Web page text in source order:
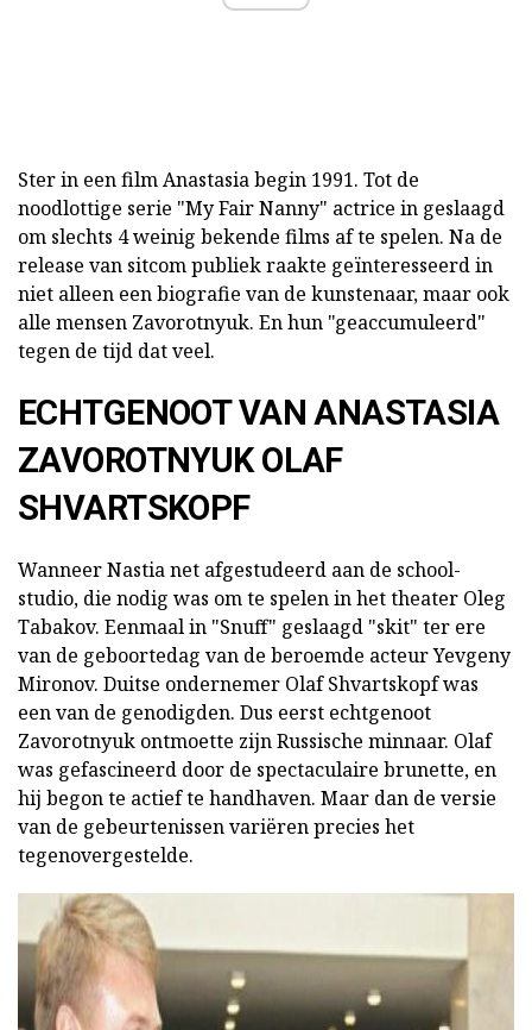
Ster in een film Anastasia begin 1991. Tot de
noodlottige serie "My Fair Nanny" actrice in geslaagd
om slechts 4 weinig bekende films af te spelen. Na de
release van sitcom publiek raakte geïnteresseerd in
niet alleen een biografie van de kunstenaar, maar ook
alle mensen Zavorotnyuk. En hun "geaccumuleerd"
tegen de tijd dat veel.
ECHTGENOOT VAN ANASTASIA
ZAVOROTNYUK OLAF
SHVARTSKOPF
Wanneer Nastia net afgestudeerd aan de school-
studio, die nodig was om te spelen in het theater Oleg
Tabakov. Eenmaal in "Snuff" geslaagd "skit" ter ere
van de geboortedag van de beroemde acteur Yevgeny
Mironov. Duitse ondernemer Olaf Shvartskopf was
een van de genodigden. Dus eerst echtgenoot
Zavorotnyuk ontmoette zijn Russische minnaar. Olaf
was gefascineerd door de spectaculaire brunette, en
hij begon te actief te handhaven. Maar dan de versie
van de gebeurtenissen variëren precies het
tegenovergestelde.